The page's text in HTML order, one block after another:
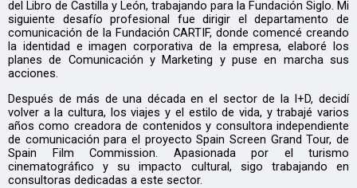
del Libro de Castilla y León, trabajando para la Fundación Siglo. Mi
siguiente desafío profesional fue dirigir el departamento de
comunicación de la Fundación CARTIF, donde comencé creando
la identidad e imagen corporativa de la empresa, elaboré los
planes de Comunicación y Marketing y puse en marcha sus
acciones.
Después de más de una década en el sector de la I+D, decidí
volver a la cultura, los viajes y el estilo de vida, y trabajé varios
años como creadora de contenidos y consultora independiente
de comunicación para el proyecto Spain Screen Grand Tour, de
Spain Film Commission. Apasionada por el turismo
cinematográfico y su impacto cultural, sigo trabajando en
consultoras dedicadas a este sector.